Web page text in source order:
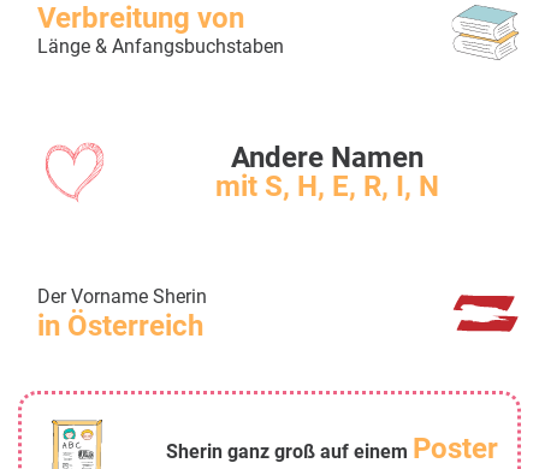
Verbreitung von
Länge & Anfangsbuchstaben
Andere Namen
mit S, H, E, R, I, N
Der Vorname Sherin
in Österreich
Sherin ganz groß auf einem Poster